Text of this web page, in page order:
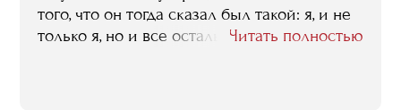
того, что он тогда сказал был такой: я, и не
только я, но и все остальныеЧитать полностью